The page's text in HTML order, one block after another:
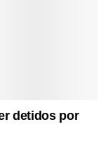
detidos por